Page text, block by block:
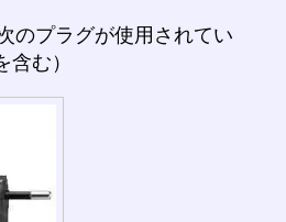
のプラグが使用されてい
含む）